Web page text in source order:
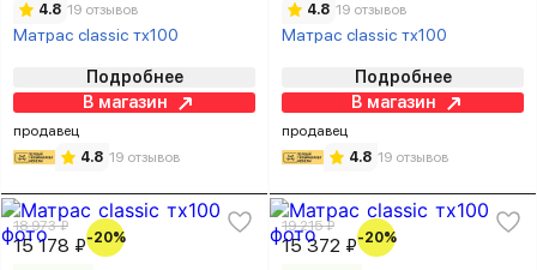
4.8 19 отзывов
Матрас classic тх100
Подробнее
В магазин
продавец
4.8 19 отзывов
4.8 19 отзывов
Матрас classic тх100
Подробнее
В магазин
продавец
4.8 19 отзывов
18 973 ₽
15 178 ₽-20%
19 215 ₽
15 372 ₽-20%